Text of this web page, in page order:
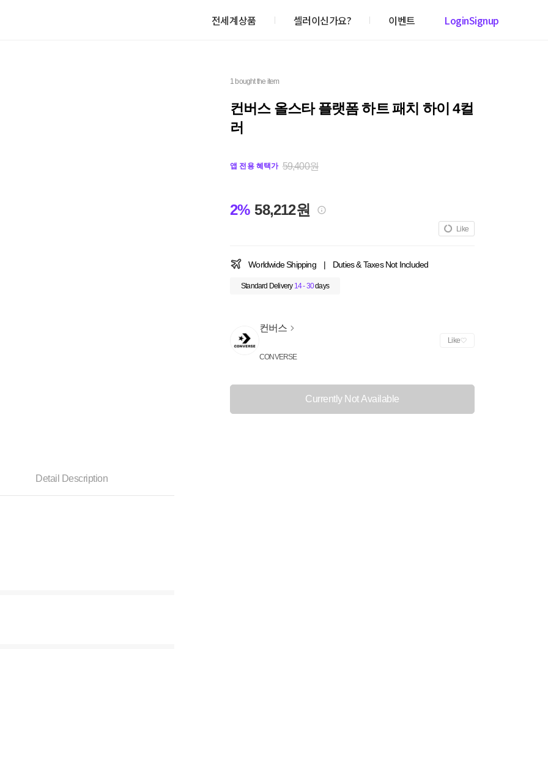
전세계상품 셀러이신가요? 이벤트 LoginSignup
1 bought the item
컨버스 올스타 플랫폼 하트 패치 하이 4컬
러
앱 전용 혜택가 59,400원
2% 58,212원
Like
Worldwide Shipping | Duties & Taxes Not Included
Standard Delivery 14 - 30days
컨버스
CONVERSE
Like
Currently Not Available
Detail Description